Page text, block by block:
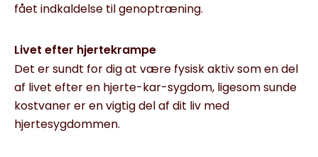
fået indkaldelse til genoptræning.
Livet efter hjertekrampe
Det er sundt for dig at være fysisk aktiv som en del
af livet efter en hjerte-kar-sygdom, ligesom sunde
kostvaner er en vigtig del af dit liv med
hjertesygdommen.